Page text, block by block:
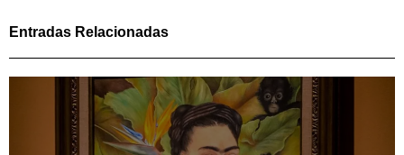
Entradas Relacionadas